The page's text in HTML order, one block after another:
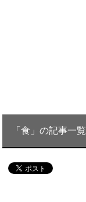
「食」の記事一覧